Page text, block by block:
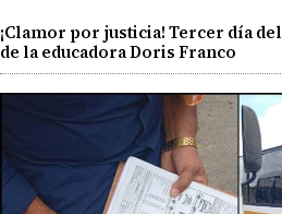
¡Clamor por justicia! Tercer día
de la educadora Doris Franco